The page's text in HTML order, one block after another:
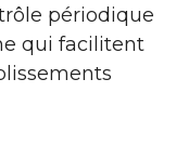
périodique
qui facilitent